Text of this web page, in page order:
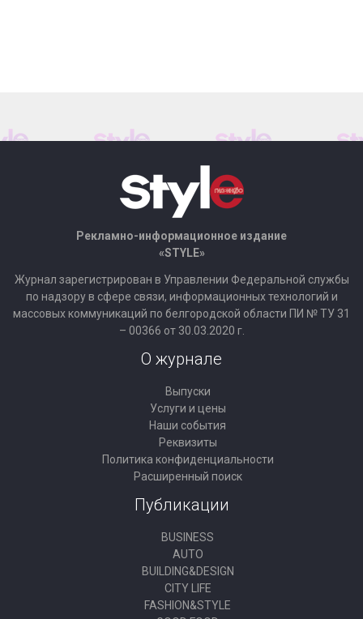
Рекламно-информационное издание
«STYLE»
Журнал зарегистрирован в Управлении Федеральной службы
по надзору в сфере связи, информационных технологий и
массовых коммуникаций по белгородской области ПИ № ТУ 31
– 00366 от 30.03.2020 г.
О журнале
Выпуски
Услуги и цены
Наши события
Реквизиты
Политика конфиденциальности
Расширенный поиск
Публикации
BUSINESS
AUTO
BUILDING&DESIGN
CITY LIFE
FASHION&STYLE